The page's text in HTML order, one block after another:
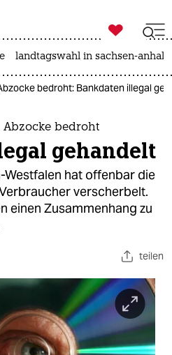
ich
ich

taz zahl ich
landtagswahl in sachsen-anhalt
bedroht: Bankdaten illegal
Abzocke bedroht
gehandelt
Westfalen hat offenbar die
verscherbelt.
einen Zusammenhang zu
teilen